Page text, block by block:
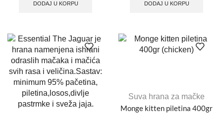
DODAJ U KORPU DODAJ U KORPU
Suva hrana za mačke
Monge kitten piletina 400gr